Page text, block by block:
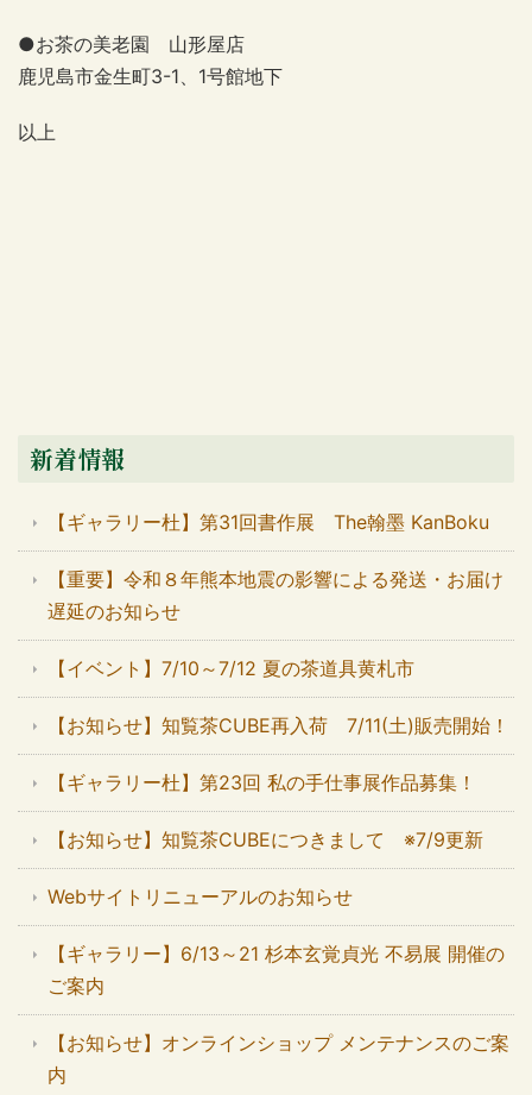
●お茶の美老園 山形屋店
鹿児島市金生町3-1、1号館地下
以上
新着情報
【ギャラリー杜】第31回書作展 The翰墨 KanBoku
【重要】令和８年熊本地震の影響による発送・お届け
遅延のお知らせ
【イベント】7/10～7/12 夏の茶道具黄札市
【お知らせ】知覧茶CUBE再入荷 7/11(土)販売開始！
【ギャラリー杜】第23回 私の手仕事展作品募集！
【お知らせ】知覧茶CUBEにつきまして ※7/9更新
Webサイトリニューアルのお知らせ
【ギャラリー】6/13～21 杉本玄覚貞光 不易展 開催の
ご案内
【お知らせ】オンラインショップ メンテナンスのご案
内